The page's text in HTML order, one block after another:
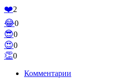
❤️2
😂0
😎0
😍0
👏0
Комментарии